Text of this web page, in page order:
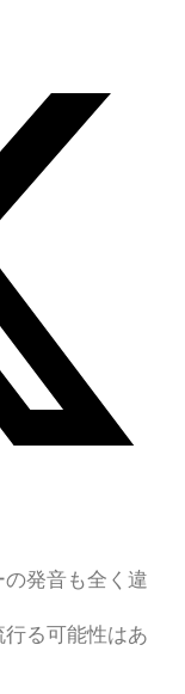
発音も全く違
る可能性はあ